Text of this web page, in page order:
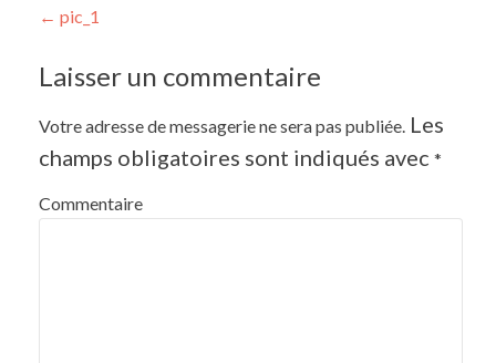
Post navigation
← pic_1
Laisser un commentaire
Votre adresse de messagerie ne sera pas publiée. Les
champs obligatoires sont indiqués avec *
Commentaire